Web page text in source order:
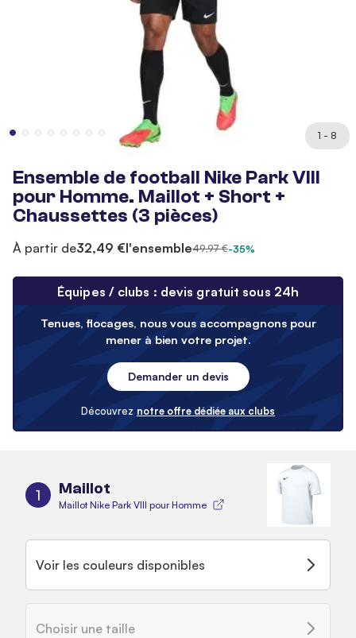
1 - 8
Ensemble de football Nike Park VIII
pour Homme. Maillot + Short +
Chaussettes (3 pièces)
À partir de32,49 €l'ensemble49,97 €-35%
Équipes / clubs : devis gratuit sous 24h
Tenues, flocages, nous vous accompagnons pour
mener à bien votre projet.
Demander un devis
Découvrez notre offre dédiée aux clubs
1 Maillot
Maillot Nike Park VIII pour Homme
Voir les couleurs disponibles
Choisir une taille